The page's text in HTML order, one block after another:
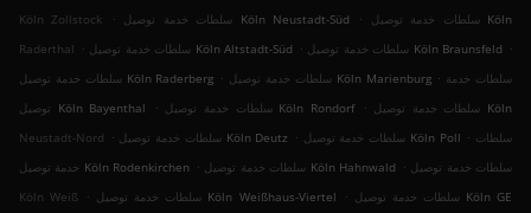
Köln Zollstock
. سلطات خدمة توصيل Köln Neustadt-Süd .
سلطات خدمة توصيل Köln
Raderthal . سلطات خدمة توصيل Köln Altstadt-Süd . سلطات خدمة توصيل Köln Braunsfeld .
سلطات خدمة توصيل Köln Raderberg . سلطات خدمة توصيل Köln Marienburg . سلطات خدمة
توصيل Köln Bayenthal
. سلطات خدمة توصيل Köln Rondorf . سلطات خدمة توصيل Köln
Neustadt-Nord . سلطات خدمة توصيل Köln Deutz . سلطات خدمة توصيل Köln Poll . سلطات
خدمة توصيل Köln Rodenkirchen . سلطات خدمة توصيل Köln Hahnwald . سلطات خدمة توصيل
Köln Weiß . سلطات خدمة توصيل Köln Weißhaus-Viertel . سلطات خدمة توصيل Köln GE